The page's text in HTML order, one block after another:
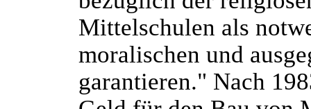
Mittelschulen als
moralischen und
garantieren." Nach